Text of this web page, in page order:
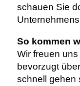
schauen Sie
So kommen
Wir freuen
bevorzugt
schnell gehen